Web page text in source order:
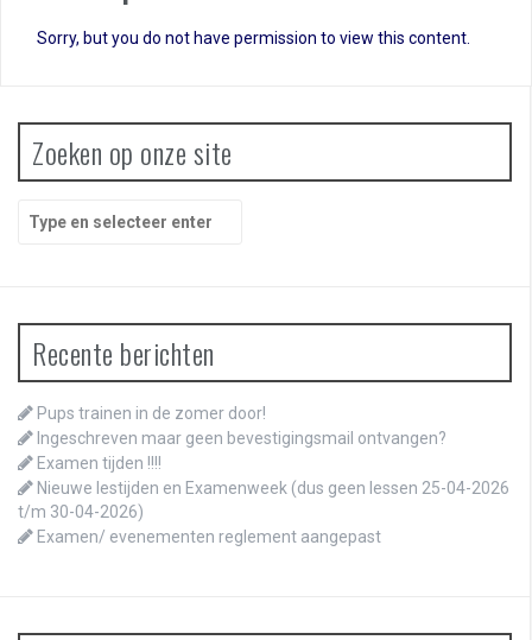
Sorry, but you do not have permission to view this content.
Zoeken op onze site
naar:
Recente berichten
Pups trainen in de zomer door!
Ingeschreven maar geen bevestigingsmail ontvangen?
Examen tijden !!!!
Nieuwe lestijden en Examenweek (dus geen lessen 25-04-2026
t/m 30-04-2026)
Examen/ evenementen reglement aangepast